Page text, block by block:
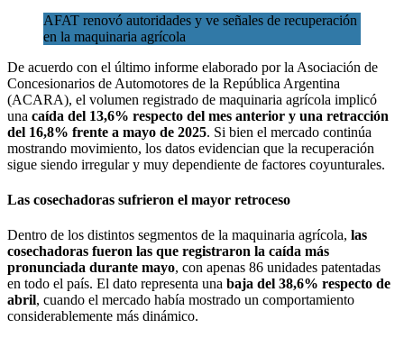
AFAT renovó autoridades y ve señales de recuperación
en la maquinaria agrícola
De acuerdo con el último informe elaborado por la Asociación de
Concesionarios de Automotores de la República Argentina
(ACARA), el volumen registrado de maquinaria agrícola implicó
una caída del 13,6% respecto del mes anterior y una retracción
del 16,8% frente a mayo de 2025. Si bien el mercado continúa
mostrando movimiento, los datos evidencian que la recuperación
sigue siendo irregular y muy dependiente de factores coyunturales.
Las cosechadoras sufrieron el mayor retroceso
Dentro de los distintos segmentos de la maquinaria agrícola, las
cosechadoras fueron las que registraron la caída más
pronunciada durante mayo, con apenas 86 unidades patentadas
en todo el país. El dato representa una baja del 38,6% respecto de
abril, cuando el mercado había mostrado un comportamiento
considerablemente más dinámico.